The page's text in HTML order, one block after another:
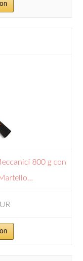
800 g con